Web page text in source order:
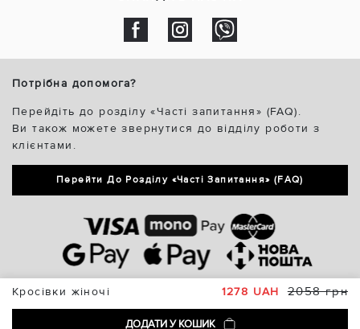
Кросівки жіночі 1278 UAH 2058 грн
ДОДАТИ У КОШИК
Потрібна допомога?
Перейдіть до розділу «Часті запитання» (FAQ).
Ви також можете звернутися до відділу роботи з
клієнтами.
Перейти До Розділу «Часті Запитання» (FAQ)